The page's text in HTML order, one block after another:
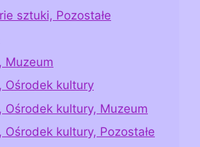
sztuki, Pozostałe
Muzeum
Ośrodek kultury
Ośrodek kultury, Muzeum
Ośrodek kultury, Pozostałe